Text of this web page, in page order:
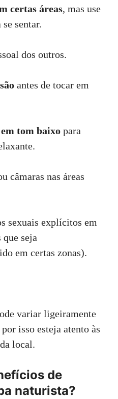
certas áreas, mas use
sentar.
dos outros.
antes de tocar em
tom baixo para
câmaras nas áreas
sexuais explícitos em
que seja
em certas zonas).
variar ligeiramente
isso esteja atento às
local.
de
naturista?